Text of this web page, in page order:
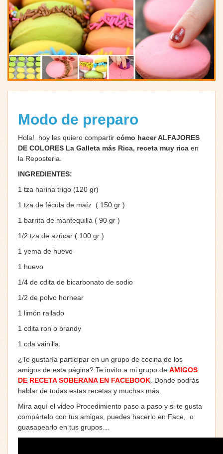
Modo de preparo
Hola! hoy les quiero compartir cómo hacer ALFAJORES
DE COLORES La Galleta más Rica, receta muy rica en
la Reposteria.
INGREDIENTES:
1 tza harina trigo (120 gr)
1 tza de fécula de maíz ( 150 gr )
1 barrita de mantequilla ( 90 gr )
1/2 tza de azúcar ( 100 gr )
1 yema de huevo
1 huevo
1/4 de cdita de bicarbonato de sodio
1/2 de polvo hornear
1 limón rallado
1 cdita ron o brandy
1 cda vainilla
¿Te gustaría participar en un grupo de cocina de los
amigos de esta página? Te invito a mi grupo de AMIGOS
DE RECETA SOBERANA EN FACEBOOK . Donde podrás
hablar de todas estas recetas y muchas más.
Mira aquí el video Procedimiento paso a paso y si te gusta
compártelo con tus amigas, puedes hacerlo en Face, o
guasapearlo en tus grupos…